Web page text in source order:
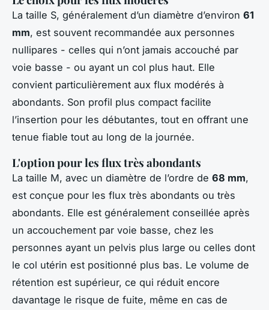
La taille S, généralement d’un diamètre d’environ 61
mm, est souvent recommandée aux personnes
nullipares - celles qui n’ont jamais accouché par
voie basse - ou ayant un col plus haut. Elle
convient particulièrement aux flux modérés à
abondants. Son profil plus compact facilite
l’insertion pour les débutantes, tout en offrant une
tenue fiable tout au long de la journée.
L'option pour les flux très abondants
La taille M, avec un diamètre de l’ordre de 68 mm,
est conçue pour les flux très abondants ou très
abondants. Elle est généralement conseillée après
un accouchement par voie basse, chez les
personnes ayant un pelvis plus large ou celles dont
le col utérin est positionné plus bas. Le volume de
rétention est supérieur, ce qui réduit encore
davantage le risque de fuite, même en cas de